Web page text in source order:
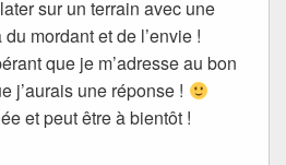
sur un terrain avec une
mordant et de l’envie !
que je m’adresse au bon
j’aurais une réponse !
et peut être à bientôt !